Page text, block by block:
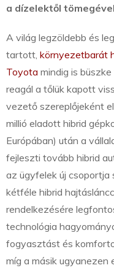
a dízelektől
A világ legzöldebb és
tartott, környezetbarát
Toyota mindig is
reagál a tőlük kapott
vezető szereplőjeként
millió eladott hibrid
Európában) után a
fejleszti tovább hibrid
az ügyfelek új
kétféle hibrid
rendelkezésére
technológia
fogyasztást és
míg a másik